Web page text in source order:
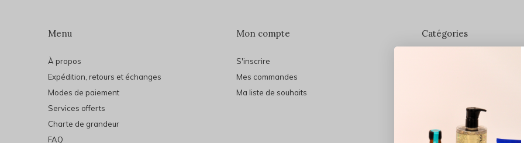
Menu
À propos
Expédition, retours et échanges
Modes de paiement
Services offerts
Charte de grandeur
FAQ
Mon compte
S'inscrire
Mes commandes
Ma liste de souhaits
Catégories
Soins du visage
Maquillage